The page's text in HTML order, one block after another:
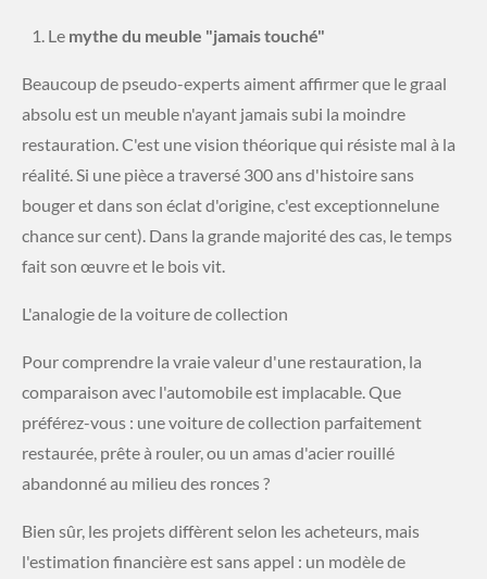
​Le mythe du meuble "jamais touché"
Beaucoup de pseudo-experts aiment affirmer que le graal
absolu est un meuble n'ayant jamais subi la moindre
restauration. C'est une vision théorique qui résiste mal à la
réalité. Si une pièce a traversé 300 ans d'histoire sans
bouger et dans son éclat d'origine, c'est exceptionnelune
chance sur cent). Dans la grande majorité des cas, le temps
fait son œuvre et le bois vit.
​L'analogie de la voiture de collection
Pour comprendre la vraie valeur d'une restauration, la
comparaison avec l'automobile est implacable. Que
préférez-vous : une voiture de collection parfaitement
restaurée, prête à rouler, ou un amas d'acier rouillé
abandonné au milieu des ronces ?
​Bien sûr, les projets diffèrent selon les acheteurs, mais
l'estimation financière est sans appel : un modèle de